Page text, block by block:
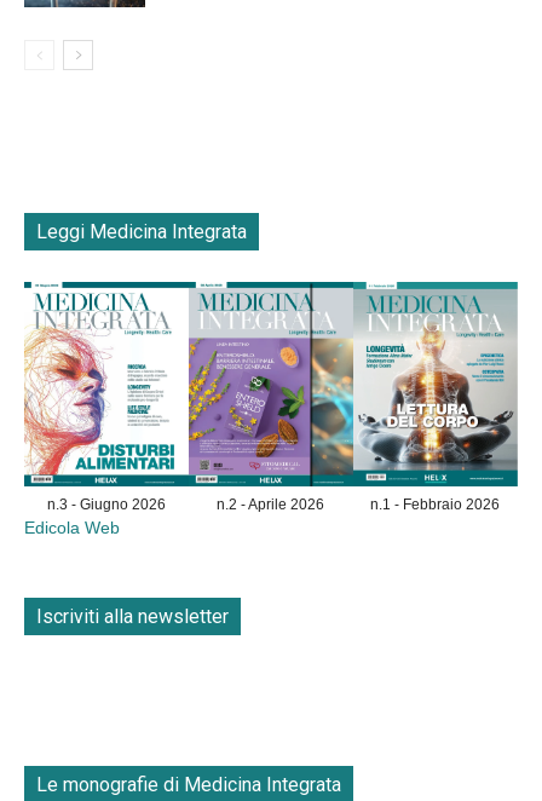
Leggi Medicina Integrata
n.3 - Giugno 2026 n.2 - Aprile 2026 n.1 - Febbraio 2026
Edicola Web
Iscriviti alla newsletter
Le monografie di Medicina Integrata